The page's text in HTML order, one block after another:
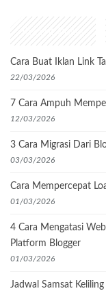
Recent Posts
Cara Buat Iklan Link
22/03/2026
7 Cara Ampuh
12/03/2026
3 Cara Migrasi Dari
03/03/2026
Cara Mempercepat
01/03/2026
4 Cara Mengatasi
Platform Blogger
01/03/2026
Jadwal Samsat Keliling